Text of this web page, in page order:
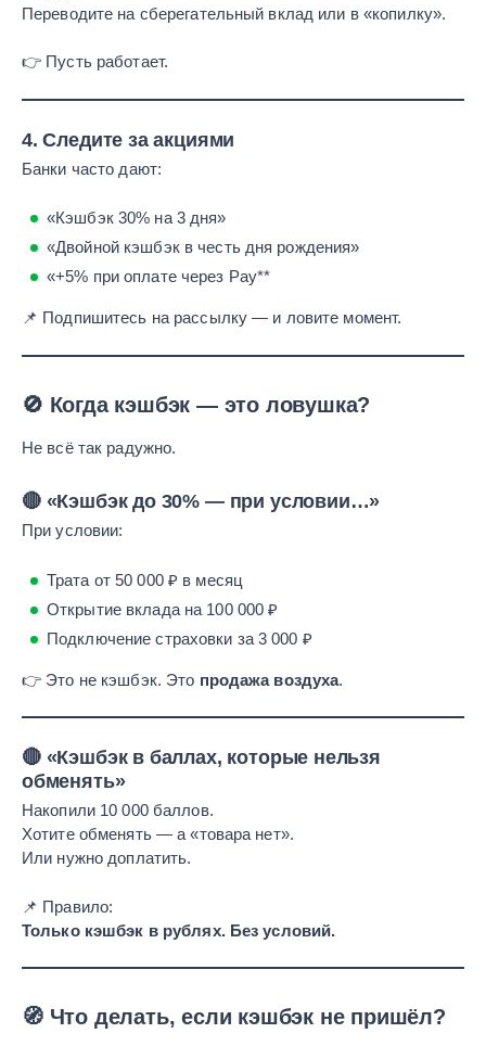
Переводите на сберегательный вклад или в «копилку».
👉 Пусть работает.
4. Следите за акциями
Банки часто дают:
«Кэшбэк 30% на 3 дня»
«Двойной кэшбэк в честь дня рождения»
«+5% при оплате через Pay**
📌 Подпишитесь на рассылку — и ловите момент.
🚫 Когда кэшбэк — это ловушка?
Не всё так радужно.
🔴 «Кэшбэк до 30% — при условии…»
При условии:
Трата от 50 000 ₽ в месяц
Открытие вклада на 100 000 ₽
Подключение страховки за 3 000 ₽
👉 Это не кэшбэк. Это продажа воздуха.
🔴 «Кэшбэк в баллах, которые нельзя
обменять»
Накопили 10 000 баллов.
Хотите обменять — а «товара нет».
Или нужно доплатить.
📌 Правило:
Только кэшбэк в рублях. Без условий.
🧭 Что делать, если кэшбэк не пришёл?